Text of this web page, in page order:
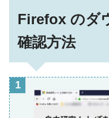
Firefox のダ
確認方法